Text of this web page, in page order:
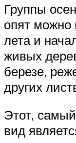
Группы
опят можно
лета и
живых
березе,
других
Этот,
вид